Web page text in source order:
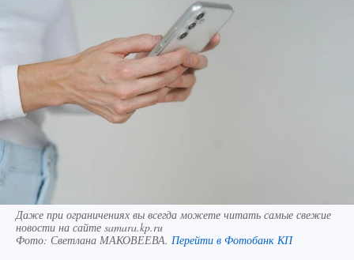
Даже при ограничениях вы всегда можете читать самые свежие
новости на сайте samara.kp.ru
Фото: Светлана МАКОВЕЕВА. Перейти в Фотобанк КП